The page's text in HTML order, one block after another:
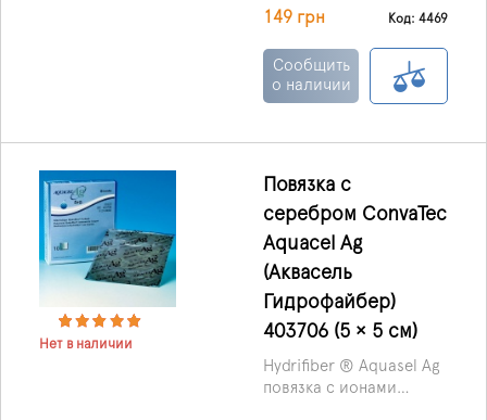
использован в качестве
неровных поверхностях
кожи, чтобы помочь и
защитить кожу.
149 грн Код: 4469
Сообщить
о наличии
Нет в наличии
Повязка с
серебром ConvaTec
Aquacel Ag
(Аквасель
Гидрофайбер)
403706 (5 × 5 см)
Hydrifiber ® Aquasel Ag
повязка с ионами